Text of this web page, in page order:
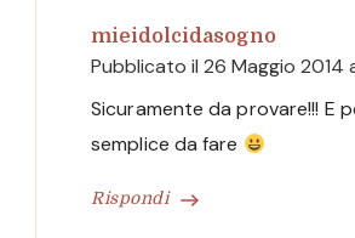
mieidolcidasogno
Pubblicato il 26 Maggio 2014
Rispondi
Sicuramente da provare!!! E
semplice da fare